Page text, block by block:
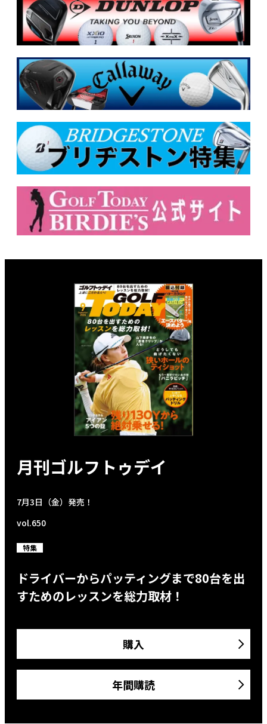
月刊ゴルフトゥデイ
7月3日（金）発売！
vol.650
特集
ドライバーからパッティングまで80台を出
すためのレッスンを総力取材！
購入
年間購読